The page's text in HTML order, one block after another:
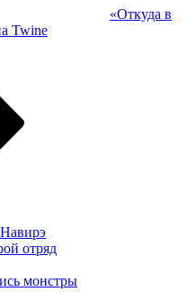
«Откуда в
Twine
отряд
монстры